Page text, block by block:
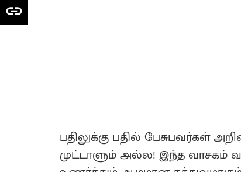
பதிலுக்கு பதில் பேசுபவர்கள்
முட்டாளும் அல்ல! இந்த வாசகம்